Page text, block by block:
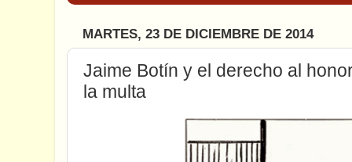
MARTES, 23 DE DICIEMBRE DE 2014
Jaime Botín y el derecho al
la multa